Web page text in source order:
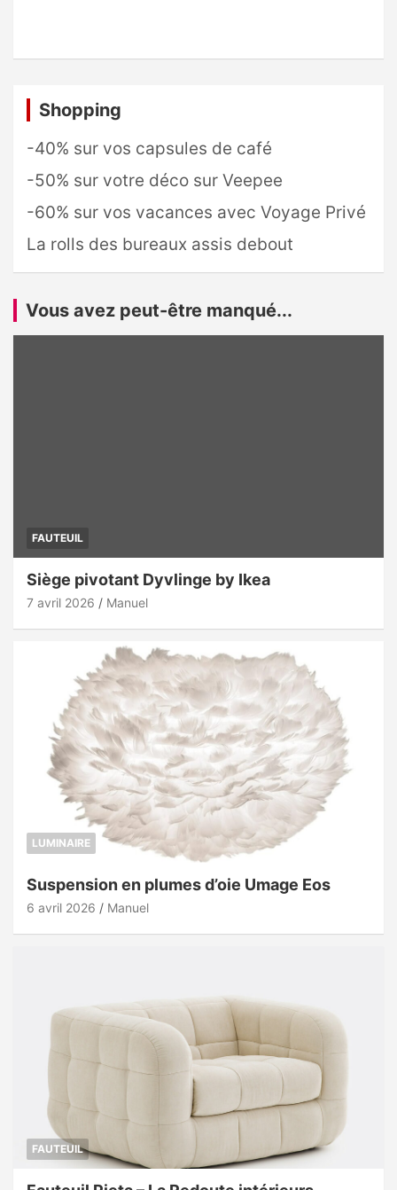
Shopping
-40% sur vos capsules de café
-50% sur votre déco sur Veepee
-60% sur vos vacances avec Voyage Privé
La rolls des bureaux assis debout
Vous avez peut-être manqué...
FAUTEUIL
Siège pivotant Dyvlinge by Ikea
7 avril 2026 Manuel
LUMINAIRE
Suspension en plumes d’oie Umage Eos
6 avril 2026 Manuel
FAUTEUIL